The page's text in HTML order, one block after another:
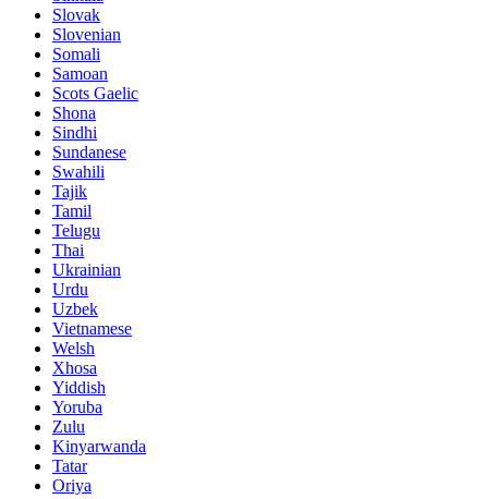
Slovak
Slovenian
Somali
Samoan
Scots Gaelic
Shona
Sindhi
Sundanese
Swahili
Tajik
Tamil
Telugu
Thai
Ukrainian
Urdu
Uzbek
Vietnamese
Welsh
Xhosa
Yiddish
Yoruba
Zulu
Kinyarwanda
Tatar
Oriya